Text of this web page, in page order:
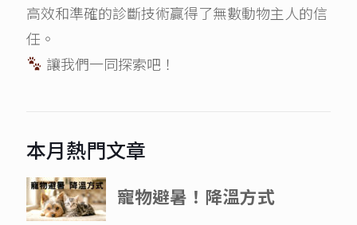
高效和準確的診斷技術贏得了無數動物主人的信
任。
讓我們一同探索吧！
本月熱門文章